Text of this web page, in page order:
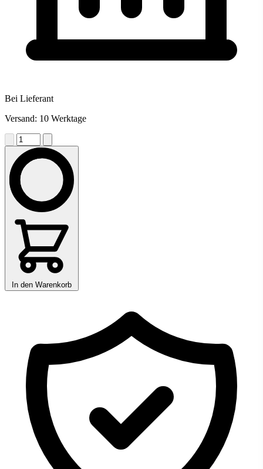
Bei Lieferant
Versand: 10 Werktage
In den Warenkorb